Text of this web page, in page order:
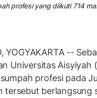
profesi yang diikuti 714
YOGYAKARTA --
Universitas Aisyiyah
profesi pada
tersebut berlangsung